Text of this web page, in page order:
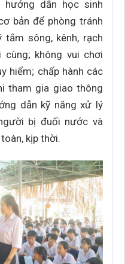
hướng dẫn học sinh
bản để phòng tránh
sông, kênh, rạch
không vui chơi
hiểm; chấp hành các
tham gia giao thông
dẫn kỹ năng xử lý
bị đuối nước và
kịp thời.